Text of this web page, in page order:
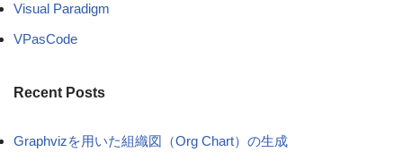
Visual Paradigm
VPasCode
Recent Posts
Graphvizを用いた組織図（Org Chart）の生成